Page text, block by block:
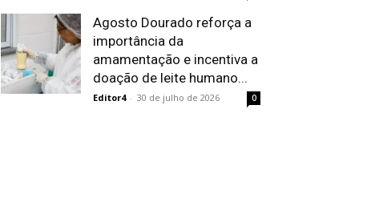
Agosto Dourado reforça a
importância da
amamentação e incentiva a
doação de leite humano...
Editor4 - 30 de julho de 2026 0